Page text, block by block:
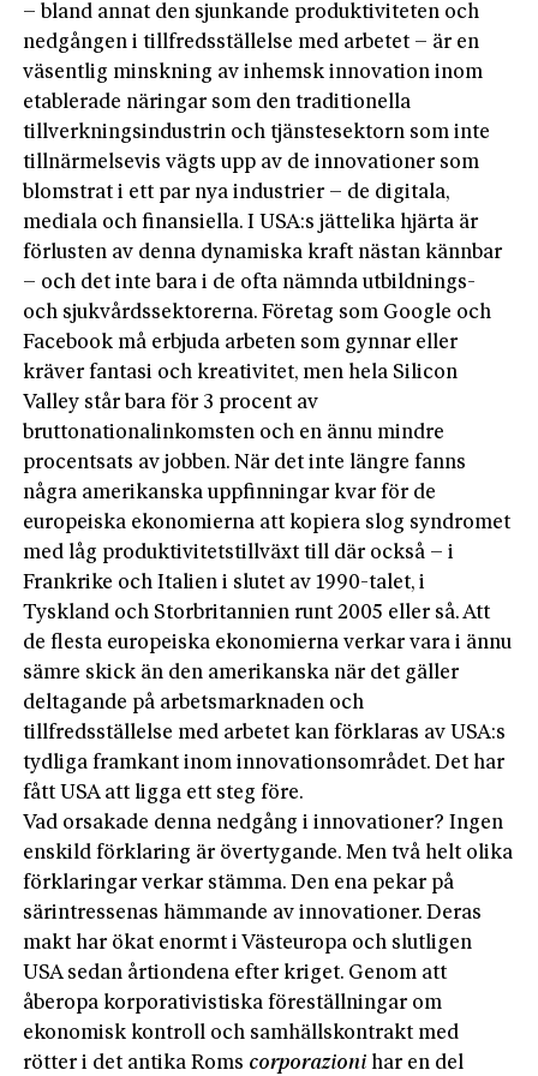
– bland annat den sjunkande produktiviteten och
nedgången i tillfredsställelse med arbetet – är en
väsentlig minskning av inhemsk innovation inom
etablerade näringar som den traditionella
tillverkningsindustrin och tjänstesektorn som inte
tillnärmelsevis vägts upp av de innovationer som
blomstrat i ett par nya industrier – de digitala,
mediala och finansiella. I USA:s jättelika hjärta är
förlusten av denna dynamiska kraft nästan kännbar
– och det inte bara i de ofta nämnda utbildnings-
och sjukvårdssektorerna. Företag som Google och
Facebook må erbjuda arbeten som gynnar eller
kräver fantasi och kreativitet, men hela Silicon
Valley står bara för 3 procent av
bruttonationalinkomsten och en ännu mindre
procentsats av jobben. När det inte längre fanns
några amerikanska uppfinningar kvar för de
europeiska ekonomierna att kopiera slog syndromet
med låg produktivitetstillväxt till där också – i
Frankrike och Italien i slutet av 1990-talet, i
Tyskland och Storbritannien runt 2005 eller så. Att
de flesta europeiska ekonomierna verkar vara i ännu
sämre skick än den amerikanska när det gäller
deltagande på arbetsmarknaden och
tillfredsställelse med arbetet kan förklaras av USA:s
tydliga framkant inom innovationsområdet. Det har
fått USA att ligga ett steg före.
Vad orsakade denna nedgång i innovationer? Ingen
enskild förklaring är övertygande. Men två helt olika
förklaringar verkar stämma. Den ena pekar på
särintressenas hämmande av innovationer. Deras
makt har ökat enormt i Västeuropa och slutligen
USA sedan årtiondena efter kriget. Genom att
åberopa korporativistiska föreställningar om
ekonomisk kontroll och samhällskontrakt med
rötter i det antika Roms corporazioni har en del